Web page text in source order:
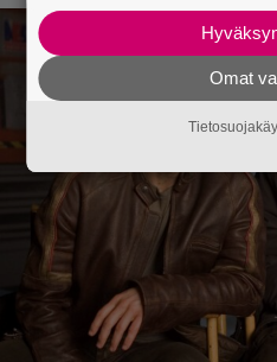
Omat